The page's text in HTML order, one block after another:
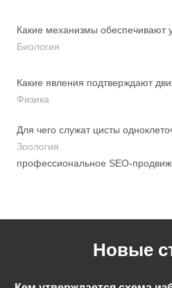
Какие механизмы обеспечивают
Биология
Какие явления подтверждают
Физика
Для чего служат цисты
Зоология
профессиональное SEO-
Новые